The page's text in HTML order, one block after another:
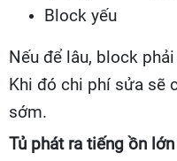
Block yếu
Nếu để lâu, block
Khi đó chi phí sửa sẽ
sớm.
Tủ phát ra tiếng ồn